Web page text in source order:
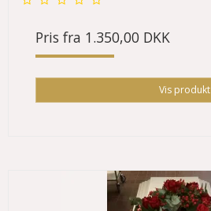
Pris fra 1.350,00 DKK
Vis produkt